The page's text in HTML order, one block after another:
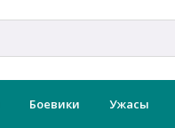
Боевики Ужасы